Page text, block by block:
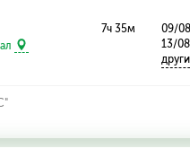
7ч 35м
09/
13/08